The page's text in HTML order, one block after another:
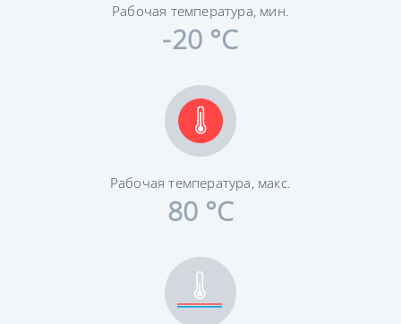
Рабочая температура, мин.
-20 °C
Рабочая температура, макс.
80 °C